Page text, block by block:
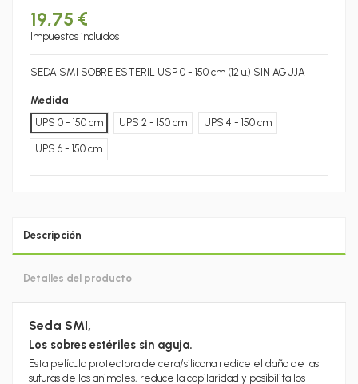
19,75 €
Impuestos incluidos
SEDA SMI SOBRE ESTERIL USP 0 - 150 cm (12 u.) SIN AGUJA
Medida
UPS 0 - 150 cm
UPS 2 - 150 cm UPS 4 - 150 cm
UPS 6 - 150 cm
Descripción
Detalles del producto
Seda SMI,
Los sobres estériles sin aguja.
Esta película protectora de cera/silicona redice el daño de las
suturas de los animales, reduce la capilaridad y posibilita los